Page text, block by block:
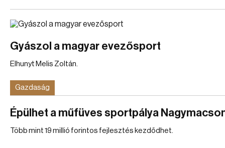
Gyászol a magyar evezősport
Elhunyt Melis Zoltán.
Gazdaság
Épülhet a műfüves sportpálya
Több mint 19 millió forintos fejlesztés kezdődhet.